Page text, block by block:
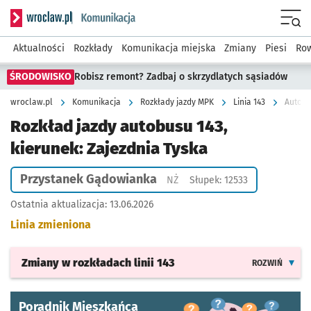
Serwis informacyjny wroclaw.pl podserwis: Komunikacja
Aktualności Rozkłady Komunikacja miejska Zmiany Piesi
ŚRODOWISKO Robisz remont? Zadbaj o skrzydlatych sąsiadów
wroclaw.pl Komunikacja Rozkłady jazdy MPK Linia 143
Rozkład jazdy autobusu 143,
kierunek: Zajezdnia Tyska
Przystanek Gądowianka NŻPrzystanek na życzenie
Słupek: 12533
Ostatnia aktualizacja: 13.06.2026
Linia zmieniona
Zmiany w rozkładach linii 143 ROZWIŃ
Poradnik Mieszkańca